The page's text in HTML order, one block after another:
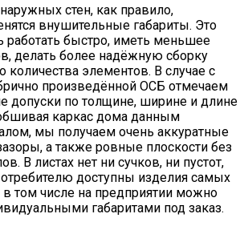
стен, как правило,
внушительные габариты. Это
работать быстро, иметь меньшее
делать более надёжную сборку
количества элементов. В случае с
произведённой ОСБ отмечаем
допуски по толщине, ширине и длине
каркас дома данным
мы получаем очень аккуратные
а также ровные плоскости без
В листах нет ни сучков, ни пустот,
доступны изделия самых
том числе на предприятии можно
габаритами под заказ.